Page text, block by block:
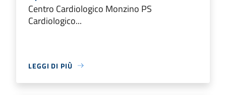
Centro Cardiologico Monzino PS
Cardiologico...
LEGGI DI PIÙ